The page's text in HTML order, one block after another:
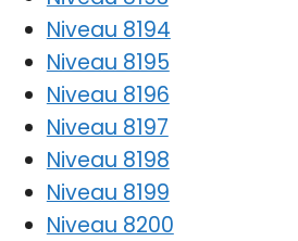
Niveau 8194
Niveau 8195
Niveau 8196
Niveau 8197
Niveau 8198
Niveau 8199
Niveau 8200